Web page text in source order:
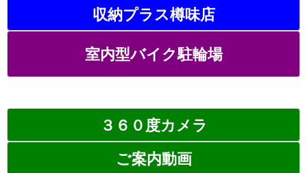
収納プラス樽味店
室内型バイク駐輪場
３６０度カメラ
ご案内動画